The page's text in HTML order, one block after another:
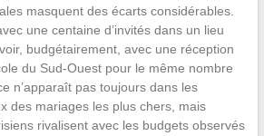
masquent des écarts considérables.
une centaine d’invités dans un lieu
budgétairement, avec une réception
du Sud-Ouest pour le même nombre
n’apparaît pas toujours dans les
des mariages les plus chers, mais
rivalisent avec les budgets observés